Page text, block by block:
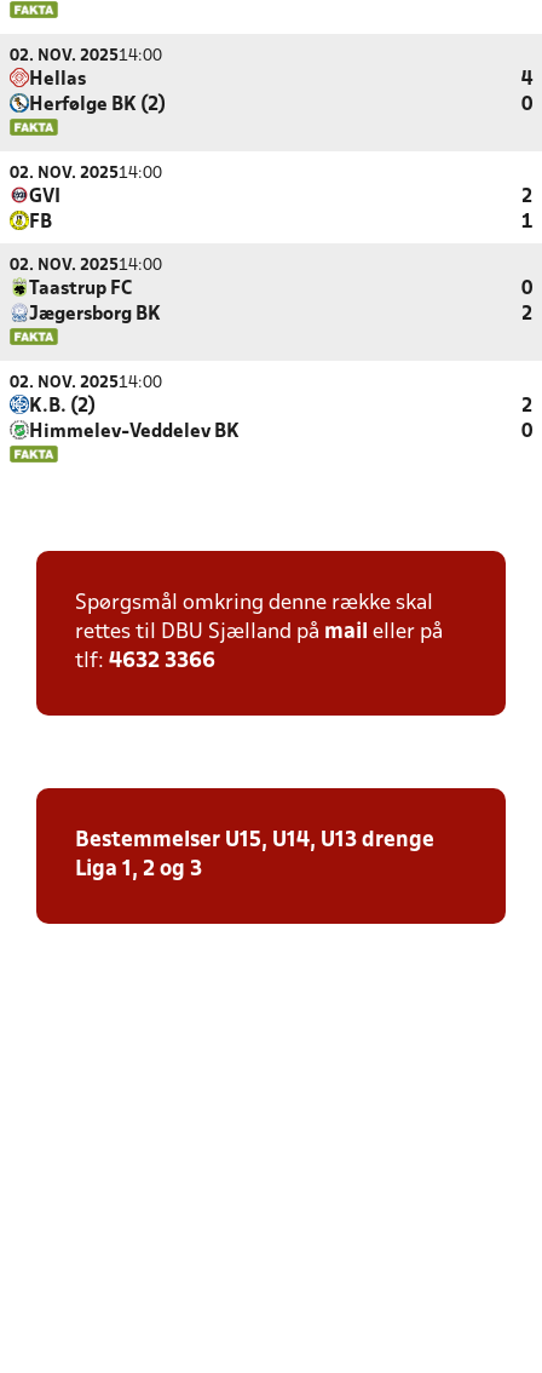
02. NOV. 202514:00
Hellas
4
Herfølge BK (2)
0
02. NOV. 202514:00
GVI
2
FB
1
02. NOV. 202514:00
Taastrup FC
0
Jægersborg BK
2
02. NOV. 202514:00
K.B. (2)
2
Himmelev-Veddelev BK
0
Spørgsmål omkring denne række skal
rettes til DBU Sjælland på mail eller på
tlf: 4632 3366
Bestemmelser U15, U14, U13 drenge
Liga 1, 2 og 3